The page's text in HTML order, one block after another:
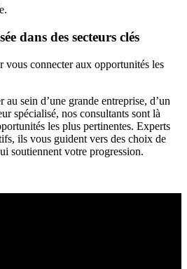
dans des secteurs clés
vous connecter aux opportunités les
sein d’une grande entreprise, d’un
spécialisé, nos consultants sont là
les plus pertinentes. Experts
ils vous guident vers des choix de
soutiennent votre progression.